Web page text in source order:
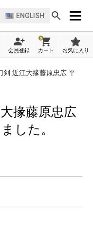
ENGLISH
会員登録
0
カート お気に入り
剣 近江大掾藤原忠広 平
掾藤原忠広
した。